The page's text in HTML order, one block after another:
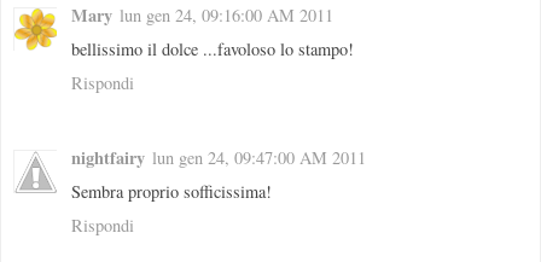
Mary lun gen 24, 09:16:00 AM 2011
bellissimo il dolce ...favoloso lo stampo!
Rispondi
nightfairy lun gen 24, 09:47:00 AM 2011
Sembra proprio sofficissima!
Rispondi